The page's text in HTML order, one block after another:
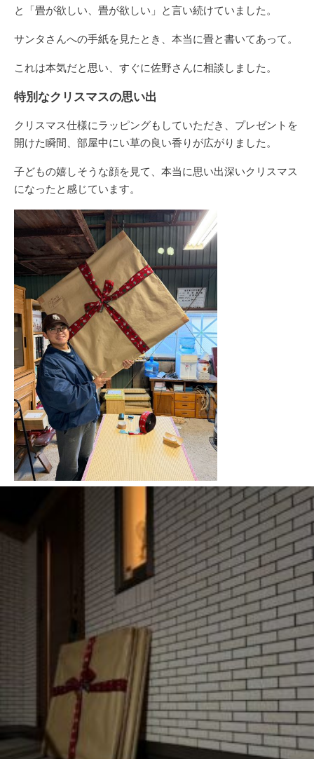
と「畳が欲しい、畳が欲しい」と言い続けていました。
サンタさんへの手紙を見たとき、本当に畳と書いてあって。
これは本気だと思い、すぐに佐野さんに相談しました。
特別なクリスマスの思い出
クリスマス仕様にラッピングもしていただき、プレゼントを
開けた瞬間、部屋中にい草の良い香りが広がりました。
子どもの嬉しそうな顔を見て、本当に思い出深いクリスマス
になったと感じています。